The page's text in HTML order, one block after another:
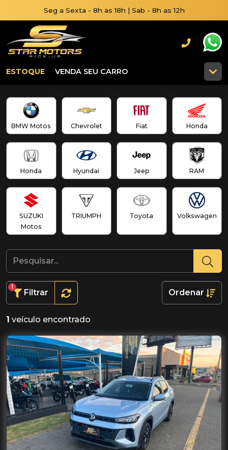
Seg a Sexta - 8h as 18h | Sab - 8h as 12h
ESTOQUE VENDA SEU CARRO
BMW Motos Chevrolet Fiat Honda
Honda Hyundai Jeep RAM
SUZUKI
Motos
TRIUMPH Toyota Volkswagen
Filtrar
1
Ordenar
1 veículo encontrado